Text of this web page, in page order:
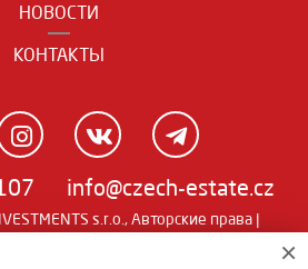
НОВОСТИ
КОНТАКТЫ
info@czech-estate.cz
s.r.o., Авторские права |
×